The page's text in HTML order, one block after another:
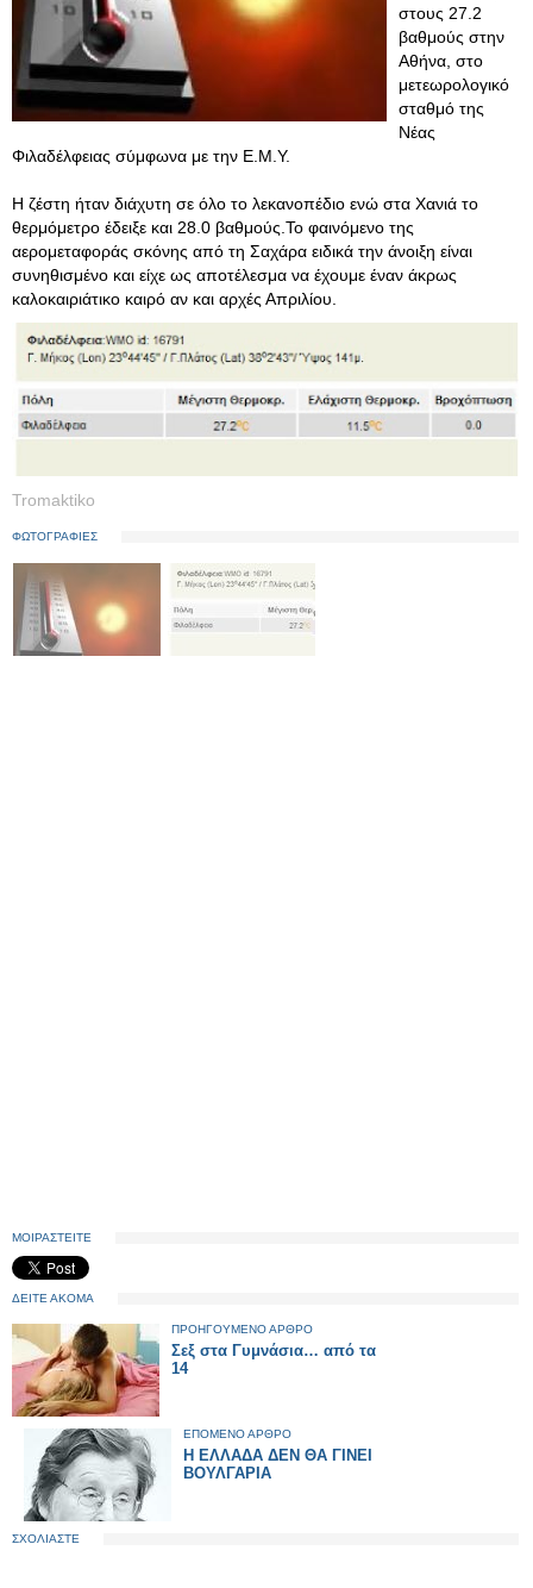
στους 27.2
βαθμούς στην
Αθήνα, στο
μετεωρολογικό
σταθμό της
Νέας
Φιλαδέλφειας σύμφωνα με την Ε.Μ.Υ.
Η ζέστη ήταν διάχυτη σε όλο το λεκανοπέδιο ενώ στα Χανιά το
θερμόμετρο έδειξε και 28.0 βαθμούς.Το φαινόμενο της
αερομεταφοράς σκόνης από τη Σαχάρα ειδικά την άνοιξη είναι
συνηθισμένο και είχε ως αποτέλεσμα να έχουμε έναν άκρως
καλοκαιριάτικο καιρό αν και αρχές Απριλίου.
Tromaktiko
ΦΩΤΟΓΡΑΦΙΕΣ
ΜΟΙΡΑΣΤΕΙΤΕ
ΔΕΙΤΕ ΑΚΟΜΑ
ΠΡΟΗΓΟΥΜΕΝΟ ΑΡΘΡΟ
Σεξ στα Γυμνάσια… από τα
14
ΕΠΟΜΕΝΟ ΑΡΘΡΟ
Η ΕΛΛΑΔΑ ΔΕΝ ΘΑ ΓΙΝΕΙ
ΒΟΥΛΓΑΡΙΑ
ΣΧΟΛΙΑΣΤΕ